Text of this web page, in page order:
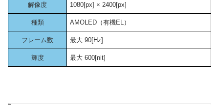
解像度 1080[px] × 2400[px]
種類 AMOLED（有機EL）
フレーム数 最大 90[Hz]
輝度 最大 600[nit]